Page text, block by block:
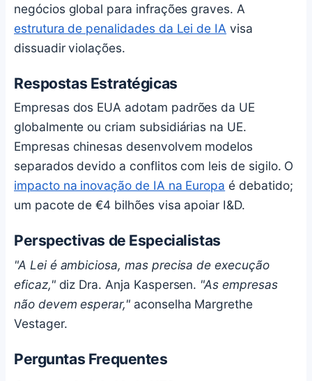
negócios global para infrações graves. A
estrutura de penalidades da Lei de IA visa
dissuadir violações.
Respostas Estratégicas
Empresas dos EUA adotam padrões da UE
globalmente ou criam subsidiárias na UE.
Empresas chinesas desenvolvem modelos
separados devido a conflitos com leis de sigilo. O
impacto na inovação de IA na Europa é debatido;
um pacote de €4 bilhões visa apoiar I&D.
Perspectivas de Especialistas
"A Lei é ambiciosa, mas precisa de execução
eficaz,"diz Dra. Anja Kaspersen. "As empresas
não devem esperar," aconselha Margrethe
Vestager.
Perguntas Frequentes